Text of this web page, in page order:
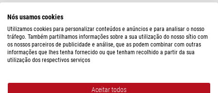
3 lentes para observações planetárias agradáveis
Através de uma combinação de três elementos de objetiva, a objetiva Seben
3x ED FMC Apochromat Barlow obtém imagens particularmente claras e
nítidas. A grande vantagem: as franjas coloridas comuns nas lentes
acromáticas estão completamente ausentes nesta lente. Os elementos
ESPECIFICAÇÕES
1,25"
Nós usamos cookies
Utilizamos cookies para personalizar conteúdos e anúncios e para analisar o nosso
tráfego. Também partilhamos informações sobre a sua utilização do nosso sítio com
os nossos parceiros de publicidade e análise, que as podem combinar com outras
informações que lhes tenha fornecido ou que tenham recolhido a partir da sua
utilização dos respectivos serviços
Aceitar todos